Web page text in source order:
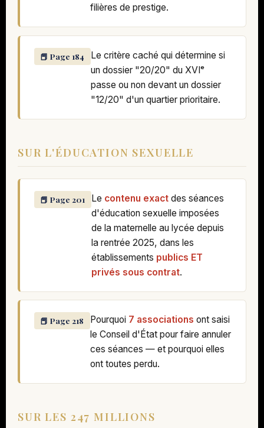
filières de prestige.
📕 Page 184
Le critère caché qui détermine si
un dossier "20/20" du XVIᵉ
passe ou non devant un dossier
"12/20" d'un quartier prioritaire.
SUR L'ÉDUCATION SEXUELLE
📕 Page 201 Le contenu exactdes séances
d'éducation sexuelle imposées
de la maternelle au lycée depuis
la rentrée 2025, dans les
établissements publics ET
privés sous contrat.
📕 Page 218 Pourquoi 7 associations ont saisi
le Conseil d'État pour faire annuler
ces séances — et pourquoi elles
ont toutes perdu.
SUR LES 247 MILLIONS